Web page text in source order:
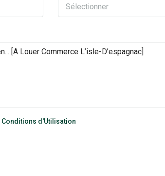
Sélectionner
Conditions d'Utilisation